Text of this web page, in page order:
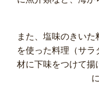
また、塩味のきい
を使った料理（サ
材に下味をつけて揚